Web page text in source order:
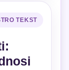
TEKST